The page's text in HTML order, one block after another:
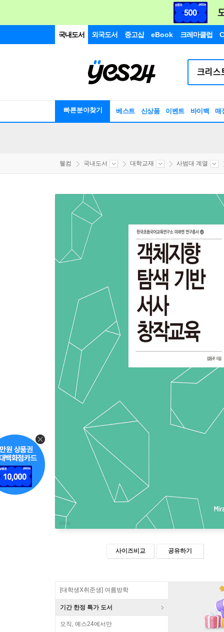
국내도서 외국도서 중고샵 eBook 크레마클럽
빠른분야찾기 베스트 신상품 이벤트 바이백 매
웰컴 국내도서 대학교재 사범대 계열
사이즈비교 공유하기
[대학생X취준생] 여름방학
기간 한정 특가 도서
오직, 예스24에서만